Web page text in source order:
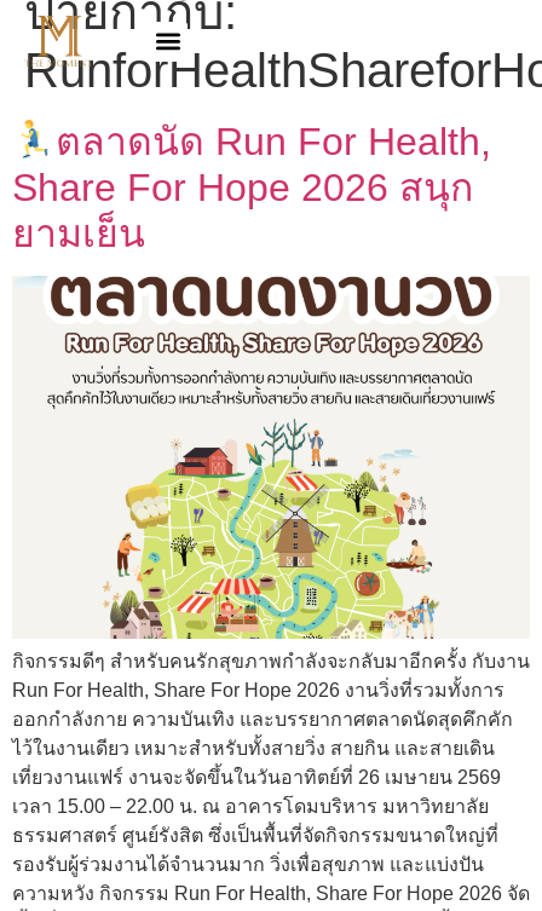
ป้ายกำกับ:
ตลาดนัด Run For Health,
Share For Hope 2026 สนุก
ยามเย็น
กิจกรรมดีๆ สำหรับคนรักสุขภาพกำลังจะกลับมาอีกครั้ง กับงาน
Run For Health, Share For Hope 2026 งานวิ่งที่รวมทั้งการ
ออกกำลังกาย ความบันเทิง และบรรยากาศตลาดนัดสุดคึกคัก
ไว้ในงานเดียว เหมาะสำหรับทั้งสายวิ่ง สายกิน และสายเดิน
เที่ยวงานแฟร์ งานจะจัดขึ้นในวันอาทิตย์ที่ 26 เมษายน 2569
เวลา 15.00 – 22.00 น. ณ อาคารโดมบริหาร มหาวิทยาลัย
ธรรมศาสตร์ ศูนย์รังสิต ซึ่งเป็นพื้นที่จัดกิจกรรมขนาดใหญ่ที่
รองรับผู้ร่วมงานได้จำนวนมาก วิ่งเพื่อสุขภาพ และแบ่งปัน
ความหวัง กิจกรรม Run For Health, Share For Hope 2026 จัด